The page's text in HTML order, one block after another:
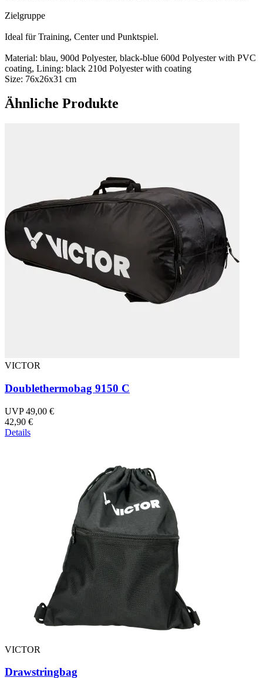
Zielgruppe
Ideal für Training, Center und Punktspiel.
Material: blau, 900d Polyester, black-blue 600d Polyester with PVC
coating, Lining: black 210d Polyester with coating
Size: 76x26x31 cm
Ähnliche Produkte
VICTOR
Doublethermobag 9150 C
UVP 49,00 €
42,90 €
Details
VICTOR
Drawstringbag